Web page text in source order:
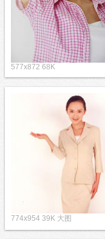
577x872 68K
774x954 39K 大图